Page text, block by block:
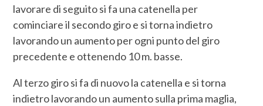
lavorare di seguito si fa una catenella per
cominciare il secondo giro e si torna indietro
lavorando un aumento per ogni punto del giro
precedente e ottenendo 10 m. basse.
Al terzo giro si fa di nuovo la catenella e si torna
indietro lavorando un aumento sulla prima maglia,